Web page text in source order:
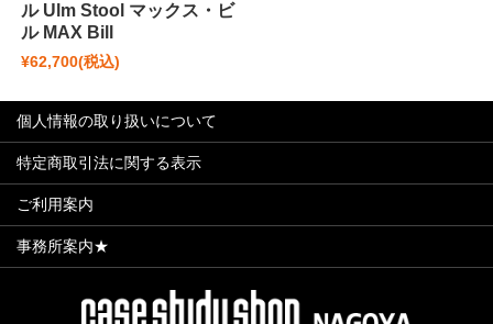
ル Ulm Stool マックス・ビ
ル MAX Bill
¥62,700(税込)
個人情報の取り扱いについて
特定商取引法に関する表示
ご利用案内
事務所案内★